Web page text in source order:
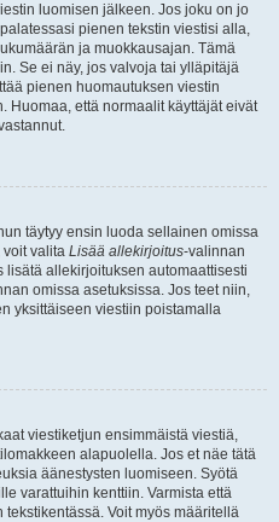
luomisen jälkeen. Jos joku on jo
pienen tekstin viestisi alla,
ja muokkausajan. Tämä
Se ei näy, jos valvoja tai ylläpitäjä
pienen huomautuksen viestin
Huomaa, että normaalit käyttäjät eivät
täytyy ensin luoda sellainen omissa
valita Lisää allekirjoitus-valinnan
lisätä allekirjoituksen automaattisesti
omissa asetuksissa. Jos teet niin,
yksittäiseen viestiin poistamalla
viestiketjun ensimmäistä viestiä,
alapuolella. Jos et näe tätä
äänestysten luomiseen. Syötä
varattuihin kenttiin. Varmista että
Voit myös määritellä